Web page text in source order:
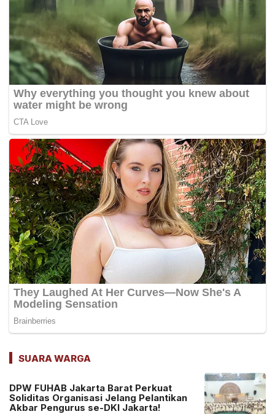
SUARA WARGA
DPW FUHAB Jakarta Barat Perkuat
Soliditas Organisasi Jelang Pelantikan
Akbar Pengurus se-DKI Jakarta!